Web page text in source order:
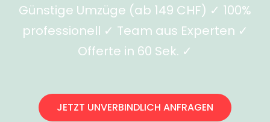
Günstige Umzüge (ab 149 CHF) ✓ 100%
professionell ✓ Team aus Experten ✓
Offerte in 60 Sek. ✓
JETZT UNVERBINDLICH ANFRAGEN